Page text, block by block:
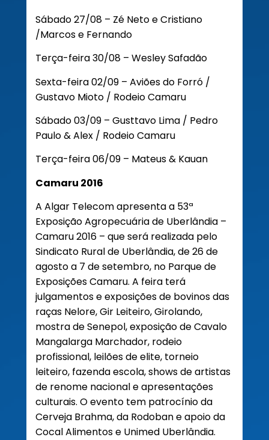
Sábado 27/08 – Zé Neto e Cristiano
/Marcos e Fernando
Terça-feira 30/08 – Wesley Safadão
Sexta-feira 02/09 – Aviões do Forró /
Gustavo Mioto / Rodeio Camaru
Sábado 03/09 – Gusttavo Lima / Pedro
Paulo & Alex / Rodeio Camaru
Terça-feira 06/09 – Mateus & Kauan
Camaru 2016
A Algar Telecom apresenta a 53ª
Exposição Agropecuária de Uberlândia –
Camaru 2016 – que será realizada pelo
Sindicato Rural de Uberlândia, de 26 de
agosto a 7 de setembro, no Parque de
Exposições Camaru. A feira terá
julgamentos e exposições de bovinos das
raças Nelore, Gir Leiteiro, Girolando,
mostra de Senepol, exposição de Cavalo
Mangalarga Marchador, rodeio
profissional, leilões de elite, torneio
leiteiro, fazenda escola, shows de artistas
de renome nacional e apresentações
culturais. O evento tem patrocínio da
Cerveja Brahma, da Rodoban e apoio da
Cocal Alimentos e Unimed Uberlândia.